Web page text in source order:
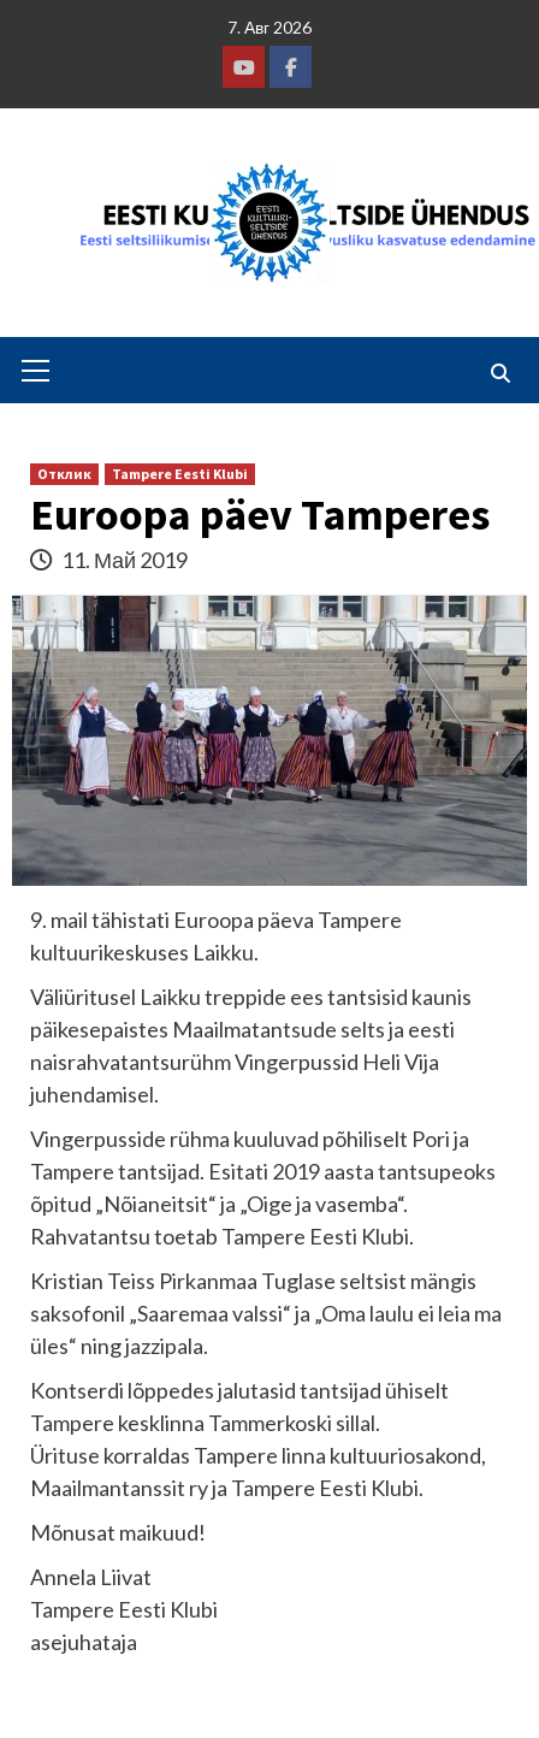
7. Авг 2026
YoutubeFacebook
Menu
Отклик Tampere Eesti Klubi
Euroopa päev Tamperes
11. Май 2019
9. mail tähistati Euroopa päeva Tampere
kultuurikeskuses Laikku.
Väliüritusel Laikku treppide ees tantsisid kaunis
päikesepaistes Maailmatantsude selts ja eesti
naisrahvatantsurühm Vingerpussid Heli Vija
juhendamisel.
Vingerpusside rühma kuuluvad põhiliselt Pori ja
Tampere tantsijad. Esitati 2019 aasta tantsupeoks
õpitud „Nõianeitsit“ ja „Oige ja vasemba“.
Rahvatantsu toetab Tampere Eesti Klubi.
Kristian Teiss Pirkanmaa Tuglase seltsist mängis
saksofonil „Saaremaa valssi“ ja „Oma laulu ei leia ma
üles“ ning jazzipala.
Kontserdi lõppedes jalutasid tantsijad ühiselt
Tampere kesklinna Tammerkoski sillal.
Ürituse korraldas Tampere linna kultuuriosakond,
Maailmantanssit ry ja Tampere Eesti Klubi.
Mõnusat maikuud!
Annela Liivat
Tampere Eesti Klubi
asejuhataja